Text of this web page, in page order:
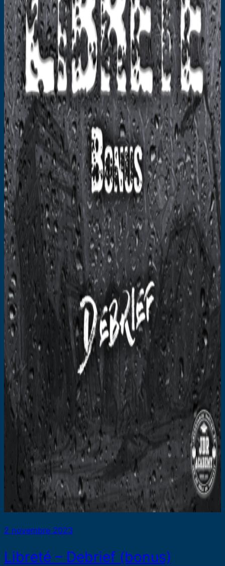
2 novembre 2023
Libreté – Debrief (bonus)